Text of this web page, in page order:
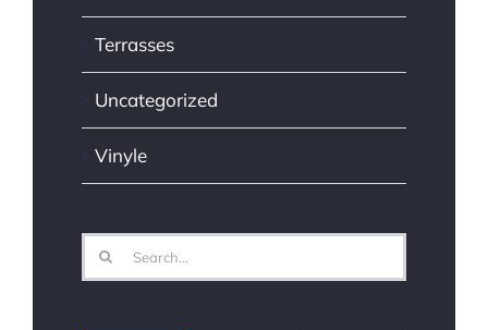
Terrasses
Uncategorized
Vinyle
Search
for: